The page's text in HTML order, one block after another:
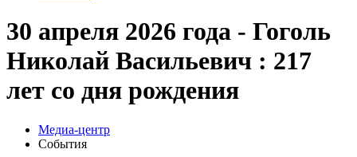
30 апреля 2026 года - Гоголь
Николай Васильевич : 217
лет со дня рождения
Медиа-центр
События